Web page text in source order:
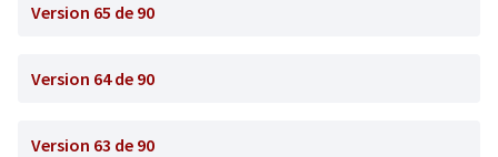
Version 65 de 90
Version 64 de 90
Version 63 de 90